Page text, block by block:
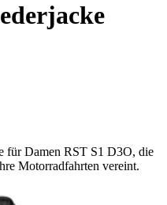
für Damen RST S1 D3O, die
Motorradfahrten vereint.